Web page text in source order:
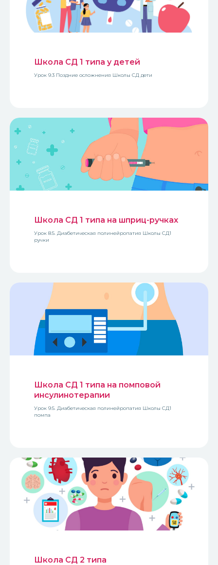
Школа СД 1 типа у детей
Урок 9.3 Поздние осложнения Школы СД дети
Школа СД 1 типа на шприц-ручках
Урок 8.5. Диабетическая полинейропатия Школы СД1
ручки
Школа СД 1 типа на помповой
инсулинотерапии
Урок 9.5. Диабетическая полинейропатия Школы СД1
помпа
Школа СД 2 типа